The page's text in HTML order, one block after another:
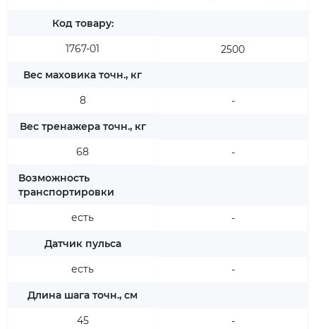
Код товару:
1767-01
Вес маховика точн., кг
8
Вес тренажера точн., кг
68
Возможность
транспортировки
есть
Датчик пульса
есть
Длина шага точн., см
45
2500
-
-
-
-
-